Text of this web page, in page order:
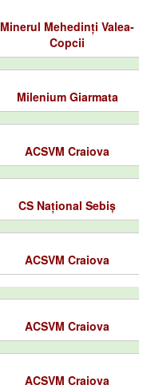
Minerul Mehedinți Valea-
Copcii
Milenium Giarmata
ACSVM Craiova
CS Național Sebiș
ACSVM Craiova
ACSVM Craiova
ACSVM Craiova